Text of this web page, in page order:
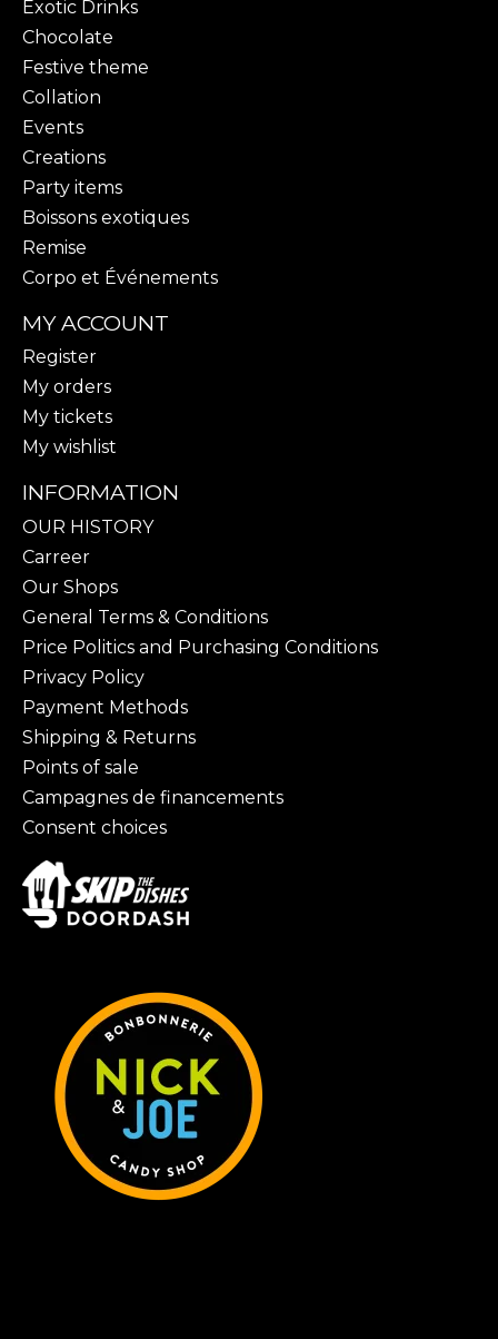
Exotic Drinks
Chocolate
Festive theme
Collation
Events
Creations
Party items
Boissons exotiques
Remise
Corpo et Événements
MY ACCOUNT
Register
My orders
My tickets
My wishlist
INFORMATION
OUR HISTORY
Carreer
Our Shops
General Terms & Conditions
Price Politics and Purchasing Conditions
Privacy Policy
Payment Methods
Shipping & Returns
Points of sale
Campagnes de financements
Consent choices